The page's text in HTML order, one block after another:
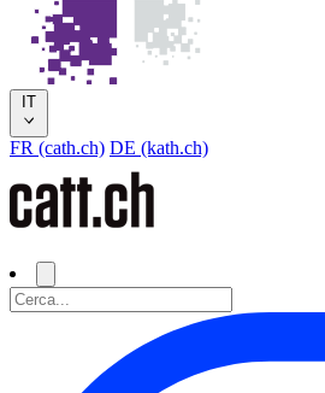
IT
FR (cath.ch) DE (kath.ch)